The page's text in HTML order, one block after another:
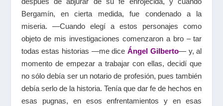
Bergamín, en cierta medida, fue condenado a la
miseria. —Cuando elegí a estos personajes como
objeto de mis investigaciones comenzaron a bro – tar
todas estas historias —me diceÁngel Gilberto— y, al
momento de empezar a trabajar con ellas, decidí que
no sólo debía ser un notario de profesión, pues también
debía serlo de la historia. Tenía que dar fe de hechos en
esas pugnas, en esos enfrentamientos y en esas